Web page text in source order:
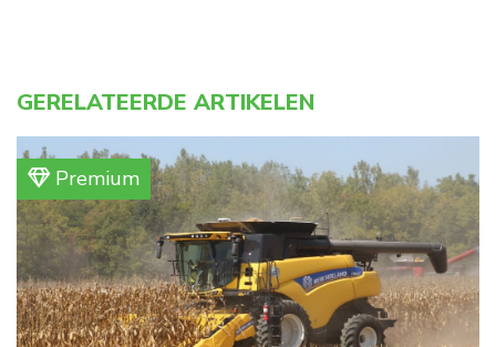
GERELATEERDE ARTIKELEN
Premium